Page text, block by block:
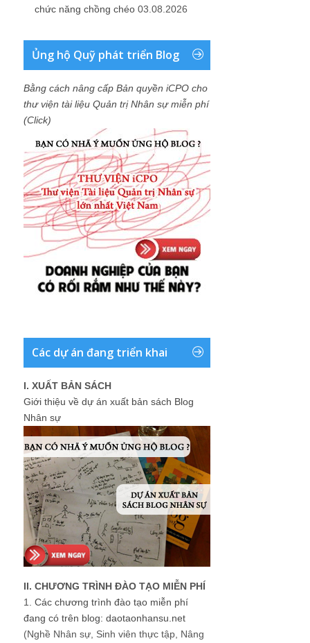
chức năng chồng chéo 03.08.2026
Ủng hộ Quỹ phát triển Blog
Bằng cách nâng cấp Bản quyền iCPO cho
thư viện tài liệu Quản trị Nhân sự miễn phí
(Click)
Các dự án đang triển khai
I. XUẤT BẢN SÁCH
Giới thiệu về dự án xuất bản sách Blog
Nhân sự
II. CHƯƠNG TRÌNH ĐÀO TẠO MIỄN PHÍ
1. Các chương trình đào tạo miễn phí
đang có trên blog: daotaonhansu.net
(Nghề Nhân sự, Sinh viên thực tập, Nâng